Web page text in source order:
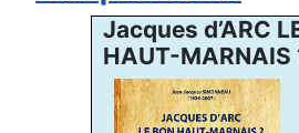
Jacques d’ARC
HAUT-MARNAIS